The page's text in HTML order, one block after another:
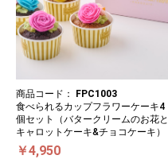
商品コード：
FPC1003
食べられるカップフラワーケーキ4
個セット（バタークリームのお花と
キャロットケーキ&チョコケーキ）
￥4,950